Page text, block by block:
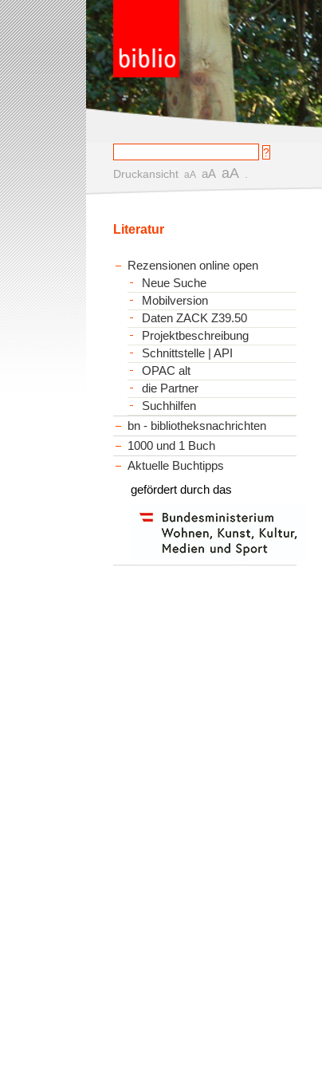
Druckansicht aA aA aA
Literatur
Rezensionen online open
Neue Suche
Mobilversion
Daten ZACK Z39.50
Projektbeschreibung
Schnittstelle | API
OPAC alt
die Partner
Suchhilfen
bn - bibliotheksnachrichten
1000 und 1 Buch
Aktuelle Buchtipps
gefördert durch das